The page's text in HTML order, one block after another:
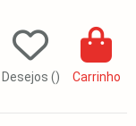
Desejos () Carrinho